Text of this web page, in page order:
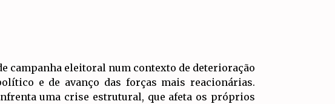
campanha eleitoral num contexto de deterioração
e de avanço das forças mais reacionárias.
uma crise estrutural, que afeta os próprios